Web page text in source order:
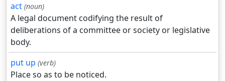
act (noun)
A legal document codifying the result of
deliberations of a committee or society or legislative
body.
put up (verb)
Place so as to be noticed.